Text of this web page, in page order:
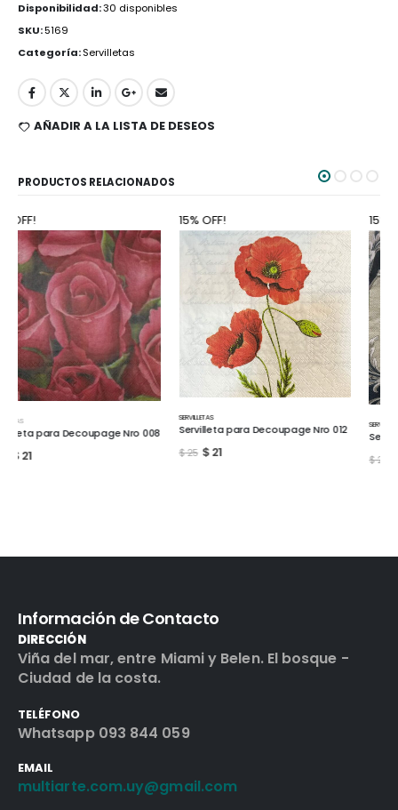
Disponibilidad:30 disponibles
SKU:5169
Categoría:Servilletas
AÑADIR A LA LISTA DE DESEOS
PRODUCTOS RELACIONADOS
15% OFF!
SERVILLETAS
Servilleta para Decoupage Nro 012
$25
15% OFF!
Servilleta para Decoupage Nro 016
$25
Información de Contacto
DIRECCIÓN
Viña del mar, entre Miami y Belen. El bosque -
Ciudad de la costa.
TELÉFONO
Whatsapp 093 844 059
EMAIL
multiarte.com.uy@gmail.com